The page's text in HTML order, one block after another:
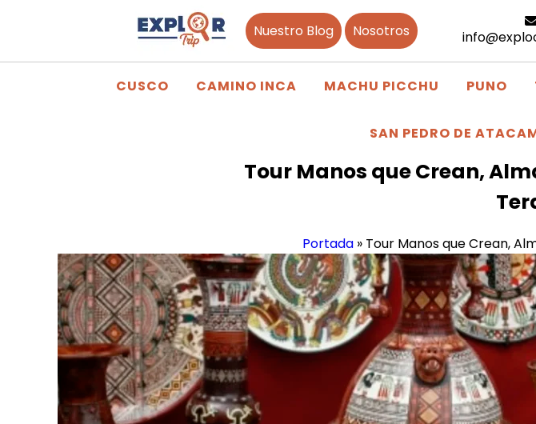
Nuestro Blog Nosotros
CUSCO CAMINO INCA MACHU PICCHU PUNO
SAN PEDRO DE
Tour Manos que Crean,
Portada » Tour Manos que Crean,